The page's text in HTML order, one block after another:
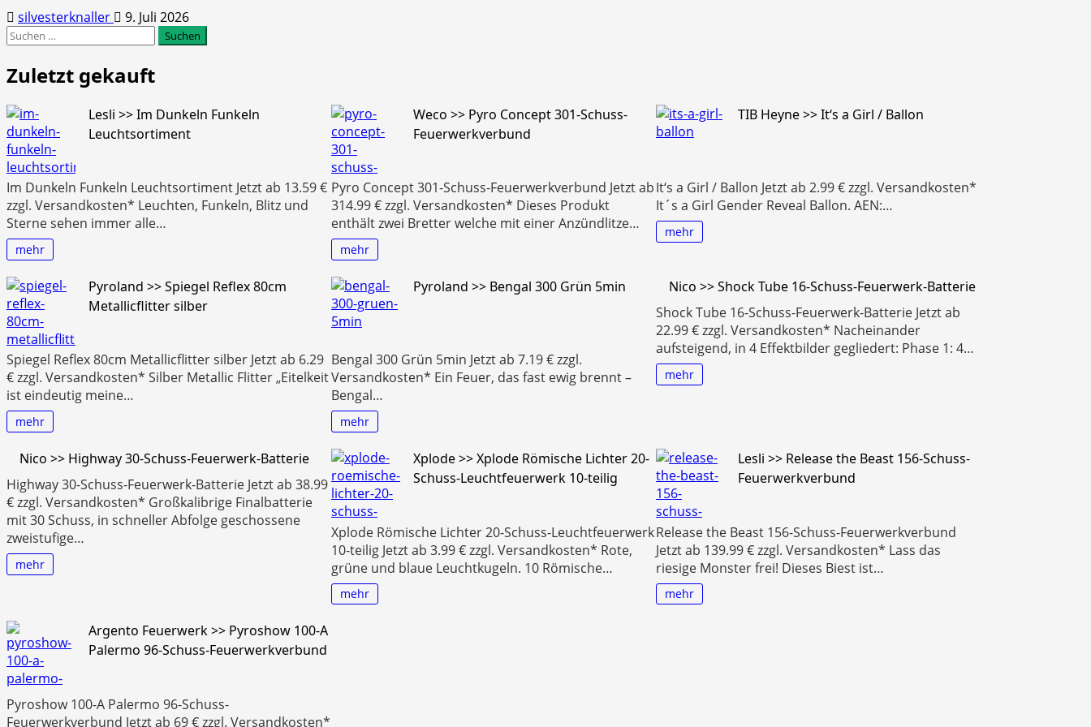
silvesterknaller
9. Juli 2026
Suchen
Zuletzt gekauft
Lesli >> Im Dunkeln Funkeln
Leuchtsortiment
Im Dunkeln Funkeln Leuchtsortiment Jetzt ab 13.59 €
zzgl. Versandkosten* Leuchten, Funkeln, Blitz und
Sterne sehen immer alle…
mehr
Weco >> Pyro Concept 301-Schuss-
Feuerwerkverbund
Pyro Concept 301-Schuss-Feuerwerkverbund Jetzt ab
314.99 € zzgl. Versandkosten* Dieses Produkt
enthält zwei Bretter welche mit einer Anzündlitze…
mehr
TIB Heyne >> It‘s a Girl / Ballon
It‘s a Girl / Ballon Jetzt ab 2.99 € zzgl. Versandkosten*
It´s a Girl Gender Reveal Ballon. AEN:…
mehr
Pyroland >> Spiegel Reflex 80cm
Metallicflitter silber
Spiegel Reflex 80cm Metallicflitter silber Jetzt ab 6.29
€ zzgl. Versandkosten* Silber Metallic Flitter „Eitelkeit
ist eindeutig meine…
mehr
Pyroland >> Bengal 300 Grün 5min
Bengal 300 Grün 5min Jetzt ab 7.19 € zzgl.
Versandkosten* Ein Feuer, das fast ewig brennt –
Bengal…
mehr
Nico >> Shock Tube 16-Schuss-Feuerwerk-Batterie
Shock Tube 16-Schuss-Feuerwerk-Batterie Jetzt ab
22.99 € zzgl. Versandkosten* Nacheinander
aufsteigend, in 4 Effektbilder gegliedert: Phase 1: 4…
mehr
Nico >> Highway 30-Schuss-Feuerwerk-Batterie
Highway 30-Schuss-Feuerwerk-Batterie Jetzt ab 38.99
€ zzgl. Versandkosten* Großkalibrige Finalbatterie
mit 30 Schuss, in schneller Abfolge geschossene
zweistufige…
mehr
Xplode >> Xplode Römische Lichter 20-
Schuss-Leuchtfeuerwerk 10-teilig
Xplode Römische Lichter 20-Schuss-Leuchtfeuerwerk
10-teilig Jetzt ab 3.99 € zzgl. Versandkosten* Rote,
grüne und blaue Leuchtkugeln. 10 Römische…
mehr
Lesli >> Release the Beast 156-Schuss-
Feuerwerkverbund
Release the Beast 156-Schuss-Feuerwerkverbund
Jetzt ab 139.99 € zzgl. Versandkosten* Lass das
riesige Monster frei! Dieses Biest ist…
mehr
Argento Feuerwerk >> Pyroshow 100-A
Palermo 96-Schuss-Feuerwerkverbund
Pyroshow 100-A Palermo 96-Schuss-
Feuerwerkverbund Jetzt ab 69 € zzgl. Versandkosten*